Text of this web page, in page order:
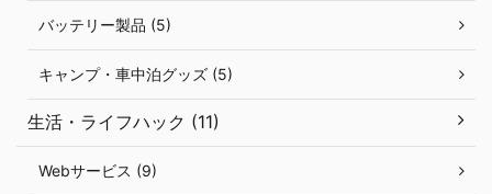
バッテリー製品 (5)
キャンプ・車中泊グッズ (5)
生活・ライフハック (11)
Webサービス (9)